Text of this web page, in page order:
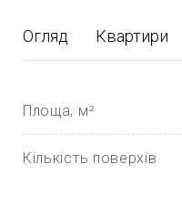
Огляд Квартири
Площа, м²
Кількість поверхів